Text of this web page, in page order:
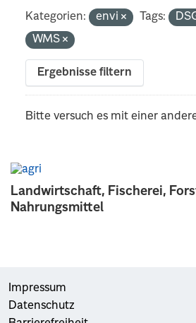
Landwirtschaft, Fischerei,
Nahrungsmittel
Kategorien: envi Tags:
WMS
Ergebnisse filtern
Bitte versuch es mit einer
Impressum
Datenschutz